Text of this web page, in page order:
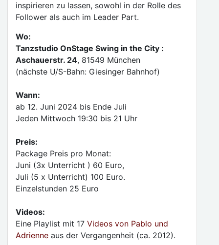
inspirieren zu lassen, sowohl in der Rolle des
Follower als auch im Leader Part.
Wo:
Tanzstudio OnStage Swing in the City :
Aschauerstr. 24, 81549 München
(nächste U/S-Bahn: Giesinger Bahnhof)
Wann:
ab 12. Juni 2024 bis Ende Juli
Jeden Mittwoch 19:30 bis 21 Uhr
Preis:
Package Preis pro Monat:
Juni (3x Unterricht ) 60 Euro,
Juli (5 x Unterricht) 100 Euro.
Einzelstunden 25 Euro
Videos:
Eine Playlist mit 17 Videos von Pablo und
Adrienne aus der Vergangenheit (ca. 2012).